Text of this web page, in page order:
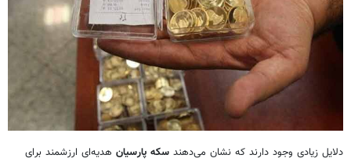
دلایل زیادی وجود دارند که نشان می‌دهند سکه پارسیان هدیه‌ای ارزشمند برای